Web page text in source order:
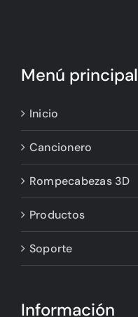
Menú principal
Inicio
Cancionero
Rompecabezas 3D
Productos
Soporte
Información